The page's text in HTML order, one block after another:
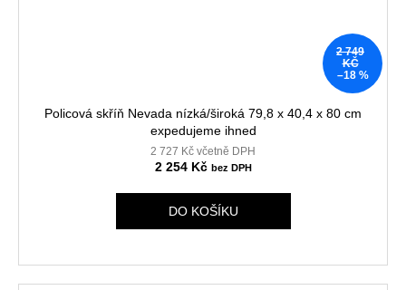
2 749
KČ
–18 %
Policová skříň Nevada nízká/široká 79,8 x 40,4 x 80 cm
expedujeme ihned
2 727 Kč včetně DPH
2 254 Kč
DO KOŠÍKU